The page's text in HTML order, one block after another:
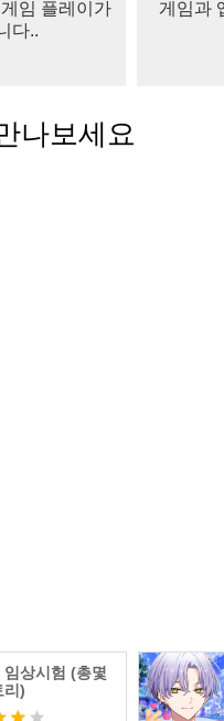
터로서 역량을 펼치세요
이어 게임과 안전하고 포
임 플레이가
다..
게임과
나보세요
임상시험 (총몇
리)